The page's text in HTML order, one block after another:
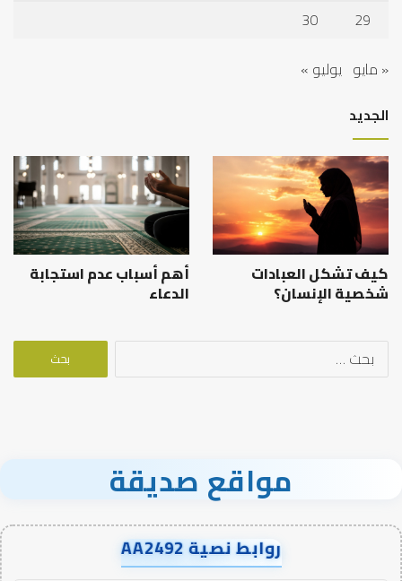
29
30
« مايو يوليو »
الجديد
كيف تشكل العبادات
شخصية الإنسان؟
أهم أسباب عدم استجابة
الدعاء
البحث
مواقع صديقة
روابط نصية AA2492